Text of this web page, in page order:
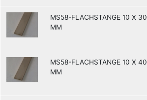
MS58-FLACHSTANGE 10 X 30
MM
MS58-FLACHSTANGE 10 X 40
MM